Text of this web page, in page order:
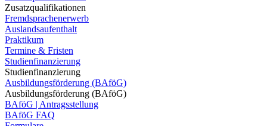
Zusatzqualifikationen
Fremdsprachenerwerb
Auslandsaufenthalt
Praktikum
Termine & Fristen
Studienfinanzierung
Studienfinanzierung
Ausbildungsförderung (BAföG)
Ausbildungsförderung (BAföG)
BAföG | Antragsstellung
BAföG FAQ